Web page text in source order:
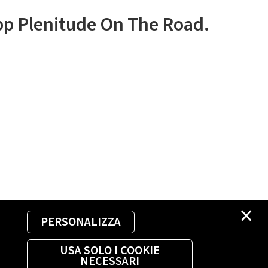
×
PERSONALIZZA
USA SOLO I COOKIE
NECESSARI
Plenitude On The Road.